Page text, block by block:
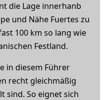
die Lage innerhanb
und Nähe Fuertes zu
100 km so lang wie
Festland.
in diesem Führer
recht gleichmäßig
sind. So eignet sich